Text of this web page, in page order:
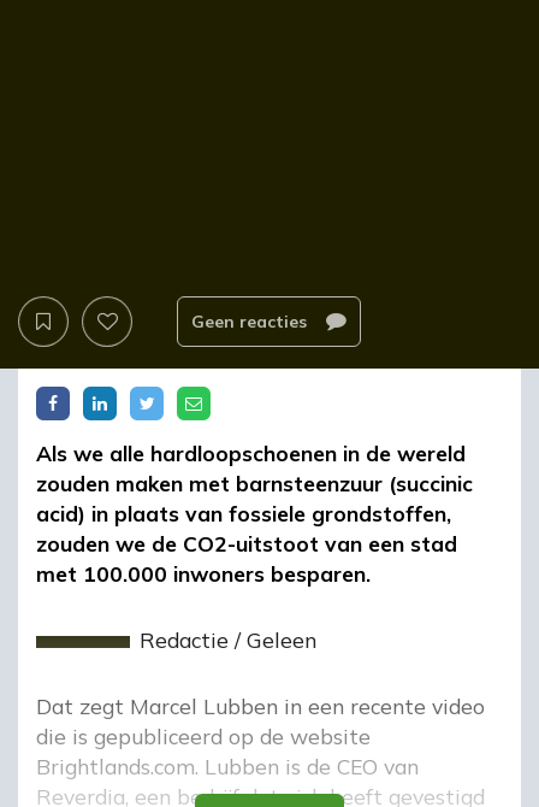
Geen reacties
Als we alle hardloopschoenen in de wereld
zouden maken met barnsteenzuur (succinic
acid) in plaats van fossiele grondstoffen,
zouden we de CO2-uitstoot van een stad
met 100.000 inwoners besparen.
Redactie /Geleen
Dat zegt Marcel Lubben in een recente video
die is gepubliceerd op de website
Brightlands.com. Lubben is de CEO van
Reverdia, een bedrijf dat zich heeft gevestigd